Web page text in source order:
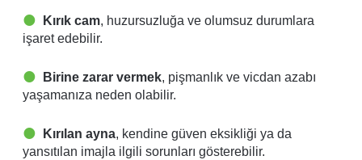
Kırık cam, huzursuzluğa ve olumsuz durumlara
işaret edebilir.
Birine zarar vermek, pişmanlık ve vicdan azabı
yaşamanıza neden olabilir.
Kırılan ayna, kendine güven eksikliği ya da
yansıtılan imajla ilgili sorunları gösterebilir.